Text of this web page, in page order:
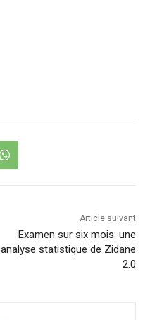
Article suivant
Examen sur six mois: une
analyse statistique de Zidane
2.0